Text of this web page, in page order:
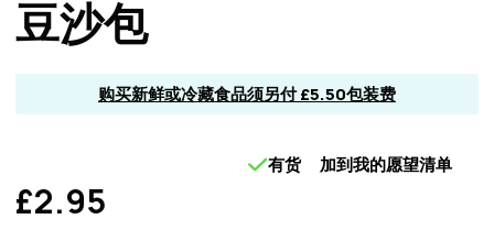
豆沙包
购买新鲜或冷藏食品须另付 £5.50包装费
£2.95
有货 加到我的愿望清单